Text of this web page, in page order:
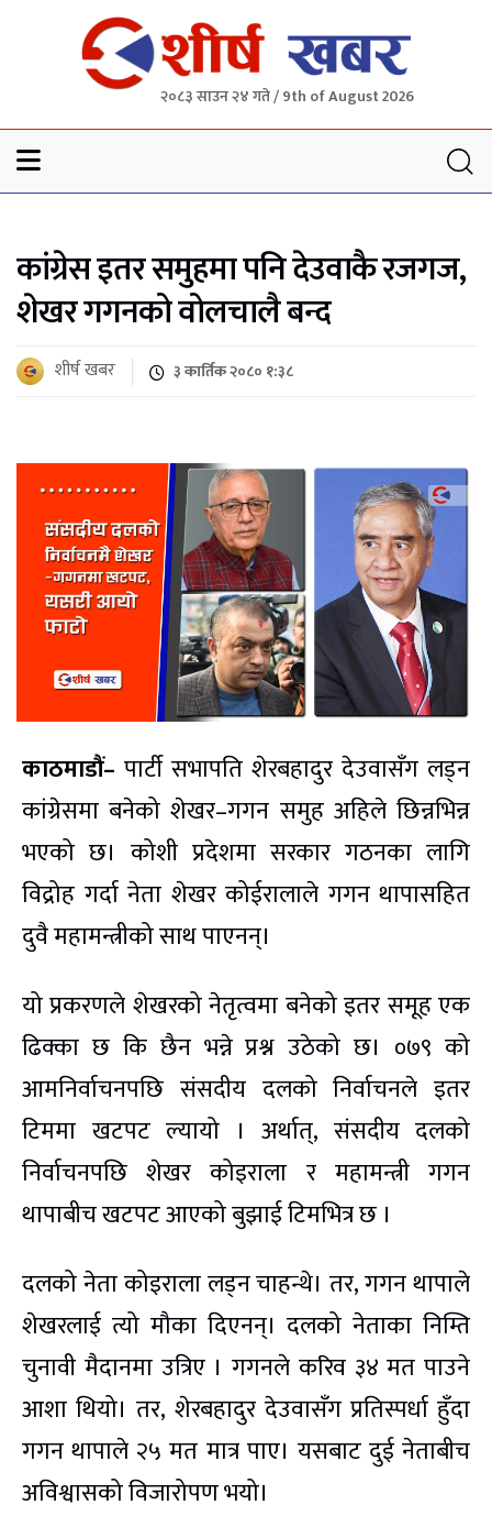
२०८३ साउन २४ गते / 9th of August 2026
कांग्रेस इतर समुहमा पनि देउवाकै रजगज,
शेखर गगनको वोलचालै बन्द
शीर्ष खबर ३ कार्तिक २०८० १:३८
काठमाडौं– पार्टी सभापति शेरबहादुर देउवासँग लड्न
कांग्रेसमा बनेको शेखर–गगन समुह अहिले छिन्नभिन्न
भएको छ। कोशी प्रदेशमा सरकार गठनका लागि
विद्रोह गर्दा नेता शेखर कोईरालाले गगन थापासहित
दुवै महामन्त्रीको साथ पाएनन्।
यो प्रकरणले शेखरको नेतृत्वमा बनेको इतर समूह एक
ढिक्का छ कि छैन भन्ने प्रश्न उठेको छ। ०७९ को
आमनिर्वाचनपछि संसदीय दलको निर्वाचनले इतर
टिममा खटपट ल्यायो । अर्थात्, संसदीय दलको
निर्वाचनपछि शेखर कोइराला र महामन्त्री गगन
थापाबीच खटपट आएको बुझाई टिमभित्र छ ।
दलको नेता कोइराला लड्न चाहन्थे। तर, गगन थापाले
शेखरलाई त्यो मौका दिएनन्। दलको नेताका निम्ति
चुनावी मैदानमा उत्रिए । गगनले करिव ३४ मत पाउने
आशा थियो। तर, शेरबहादुर देउवासँग प्रतिस्पर्धा हुँदा
गगन थापाले २५ मत मात्र पाए। यसबाट दुई नेताबीच
अविश्वासको विजारोपण भयो।